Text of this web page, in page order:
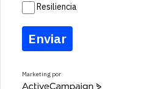
Resiliencia
Enviar
Marketing por
A